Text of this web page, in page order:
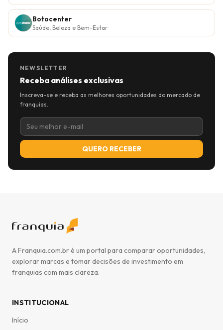
Botocenter
Saúde, Beleza e Bem-Estar
NEWSLETTER
Receba análises exclusivas
Inscreva-se e receba as melhores oportunidades do mercado de
franquias.
QUERO RECEBER
A Franquia.com.br é um portal para comparar oportunidades,
explorar marcas e tomar decisões de investimento em
franquias com mais clareza.
INSTITUCIONAL
Início